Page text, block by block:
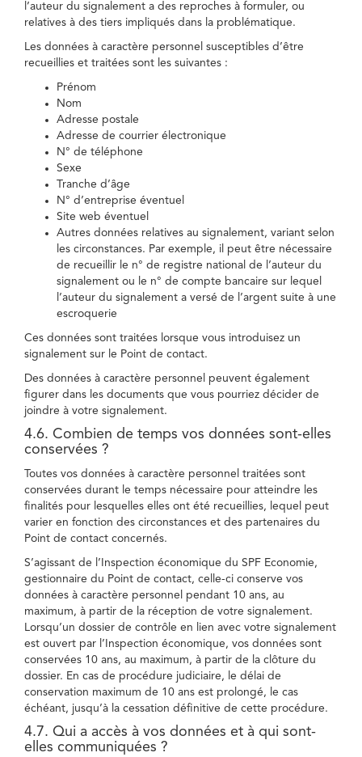
l’auteur du signalement a des reproches à formuler, ou
relatives à des tiers impliqués dans la problématique.
Les données à caractère personnel susceptibles d’être
recueillies et traitées sont les suivantes :
Prénom
Nom
Adresse postale
Adresse de courrier électronique
N° de téléphone
Sexe
Tranche d’âge
N° d’entreprise éventuel
Site web éventuel
Autres données relatives au signalement, variant selon
les circonstances. Par exemple, il peut être nécessaire
de recueillir le n° de registre national de l’auteur du
signalement ou le n° de compte bancaire sur lequel
l’auteur du signalement a versé de l’argent suite à une
escroquerie
Ces données sont traitées lorsque vous introduisez un
signalement sur le Point de contact.
Des données à caractère personnel peuvent également
figurer dans les documents que vous pourriez décider de
joindre à votre signalement.
4.6. Combien de temps vos données sont-elles
conservées ?
Toutes vos données à caractère personnel traitées sont
conservées durant le temps nécessaire pour atteindre les
finalités pour lesquelles elles ont été recueillies, lequel peut
varier en fonction des circonstances et des partenaires du
Point de contact concernés.
S’agissant de l’Inspection économique du SPF Economie,
gestionnaire du Point de contact, celle-ci conserve vos
données à caractère personnel pendant 10 ans, au
maximum, à partir de la réception de votre signalement.
Lorsqu’un dossier de contrôle en lien avec votre signalement
est ouvert par l’Inspection économique, vos données sont
conservées 10 ans, au maximum, à partir de la clôture du
dossier. En cas de procédure judiciaire, le délai de
conservation maximum de 10 ans est prolongé, le cas
échéant, jusqu’à la cessation définitive de cette procédure.
4.7. Qui a accès à vos données et à qui sont-
elles communiquées ?